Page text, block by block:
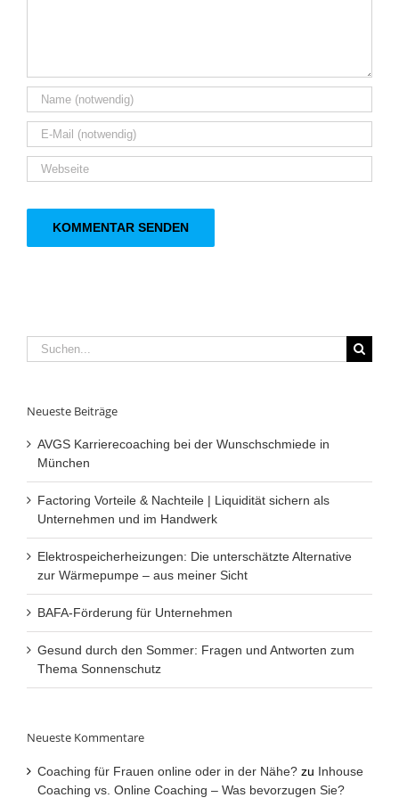
Suche
nach:
Neueste Beiträge
AVGS Karrierecoaching bei der Wunschschmiede in
München
Factoring Vorteile & Nachteile | Liquidität sichern als
Unternehmen und im Handwerk
Elektrospeicherheizungen: Die unterschätzte Alternative
zur Wärmepumpe – aus meiner Sicht
BAFA-Förderung für Unternehmen
Gesund durch den Sommer: Fragen und Antworten zum
Thema Sonnenschutz
Neueste Kommentare
Coaching für Frauen online oder in der Nähe? zu Inhouse
Coaching vs. Online Coaching – Was bevorzugen Sie?